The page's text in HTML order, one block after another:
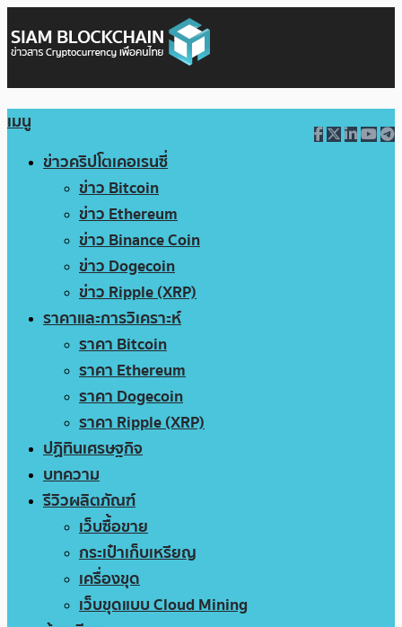
เมนู
ข่าวคริปโตเคอเรนซี่
ข่าว Bitcoin
ข่าว Ethereum
ข่าว Binance Coin
ข่าว Dogecoin
ข่าว Ripple (XRP)
ราคาและการวิเคราะห์
ราคา Bitcoin
ราคา Ethereum
ราคา Dogecoin
ราคา Ripple (XRP)
ปฏิทินเศรษฐกิจ
บทความ
รีวิวผลิตภัณฑ์
เว็บซื้อขาย
กระเป๋าเก็บเหรียญ
เครื่องขุด
เว็บขุดแบบ Cloud Mining